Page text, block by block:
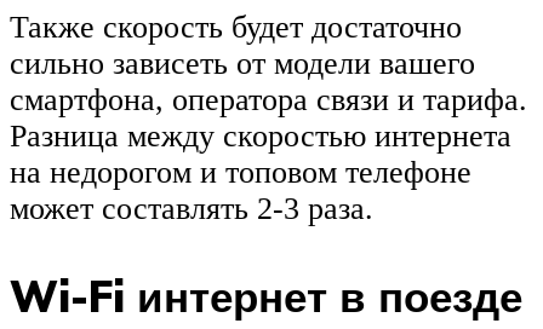
Также скорость будет достаточно
сильно зависеть от модели вашего
смартфона, оператора связи и тарифа.
Разница между скоростью интернета
на недорогом и топовом телефоне
может составлять 2-3 раза.
Wi-Fi интернет в поезде